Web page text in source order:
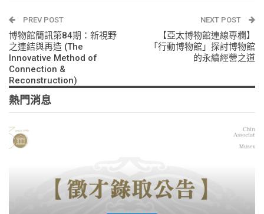
PREV POST
博物館簡訊第84期：新視野
之連結與再造 (The
Innovative Method of
Connection &
Reconstruction)
NEXT POST
【亞太博物館連線專欄】
「行動博物館」探討博物館
的永續經營之道
熱門消息